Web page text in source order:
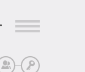
Регистрация